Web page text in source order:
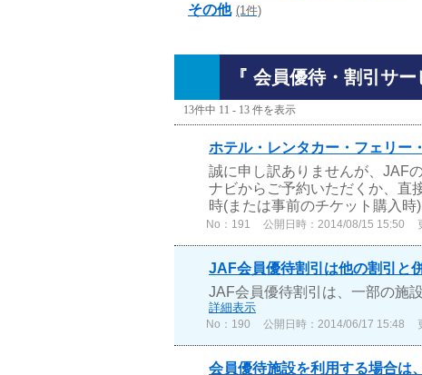
その他 (1件)
『 会員優待・割引サ
13件中 11 - 13 件を表示
ホテル・レンタカー・フェリー
誠に申し訳ありませんが、JAF
ナビからご予約いただくか、直
時(または事前のチケット購入
No：191 公開日時：2014/08/15 15:50
JAF会員優待割引は他の割引と
JAF会員優待割引は、一部の施
詳細表示
No：190 公開日時：2014/06/17 15:48
会員優待施設を利用する場合は